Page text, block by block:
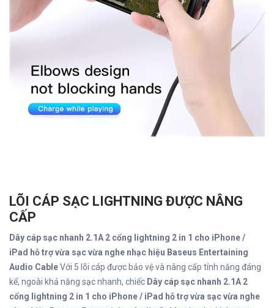
LÕI CÁP SẠC LIGHTNING ĐƯỢC NÂNG
CẤP
Dây cáp sạc nhanh 2.1A 2 cổng lightning 2 in 1 cho iPhone /
iPad hỗ trợ vừa sạc vừa nghe nhạc hiệu Baseus Entertaining
Audio CableVới 5 lõi cáp được bảo vệ và nâng cấp tính năng đáng
kể, ngoài khả năng sạc nhanh, chiếc Dây cáp sạc nhanh 2.1A 2
cổng lightning 2 in 1 cho iPhone / iPad hỗ trợ vừa sạc vừa nghe